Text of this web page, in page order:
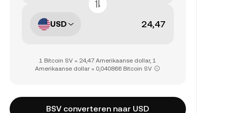
USD
1 Bitcoin SV = 24,47 Amerikaanse dollar, 1
Amerikaanse dollar = 0,040866 Bitcoin SV
BSV converteren naar USD